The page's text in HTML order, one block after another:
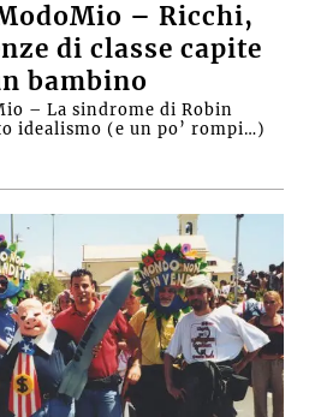
– Ricchi,
di classe capite
bambino
– La sindrome di Robin
idealismo (e un po’ rompi…)